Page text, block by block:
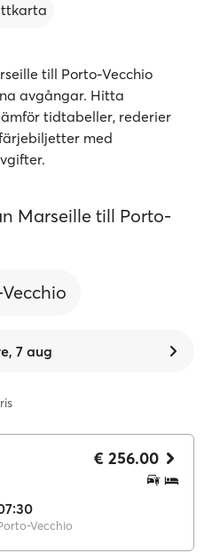
till Porto-Vecchio
avgångar. Hitta
tidtabeller, rederier
med
Marseille till Porto-
7 aug
Vecchio
€ 256.00